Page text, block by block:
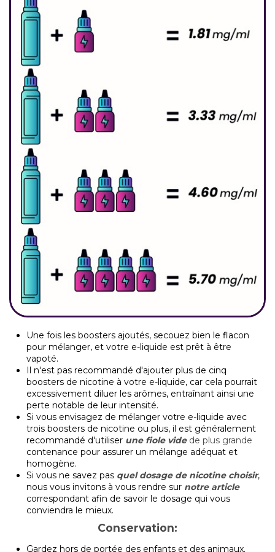
Une fois les boosters ajoutés, secouez bien le flacon
pour mélanger, et votre e-liquide est prêt à être
vapoté.
Il n'est pas recommandé d'ajouter plus de cinq
boosters de nicotine à votre e-liquide, car cela pourrait
excessivement diluer les arômes, entraînant ainsi une
perte notable de leur intensité.
Si vous envisagez de mélanger votre e-liquide avec
trois boosters de nicotine ou plus, il est généralement
recommandé d'utiliser une fiole videde plus grande
contenance pour assurer un mélange adéquat et
homogène.
Si vous ne savez pas quel dosage de nicotine choisir,
nous vous invitons à vous rendre sur notre article
correspondant afin de savoir le dosage qui vous
conviendra le mieux.
Conservation:
Gardez hors de portée des enfants et des animaux.